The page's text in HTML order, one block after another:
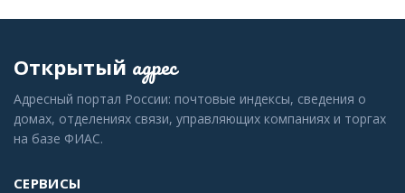
Открытый адрес
Адресный портал России: почтовые индексы, сведения о
домах, отделениях связи, управляющих компаниях и торгах
на базе ФИАС.
СЕРВИСЫ